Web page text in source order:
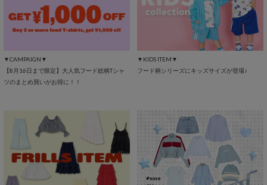
▼CAMPAIGN▼
【8月16日まで限定】大人気フード総柄Tシャ
ツのまとめ買いがお得に！！
▼KIDS ITEM▼
フード柄シリーズにキッズサイズが登場♪